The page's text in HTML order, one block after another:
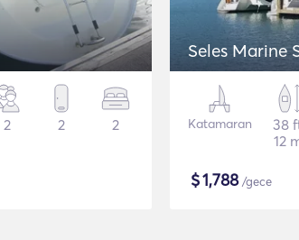
2 2 2
Seles Marine
Katamaran
38
12
$1,788/gece